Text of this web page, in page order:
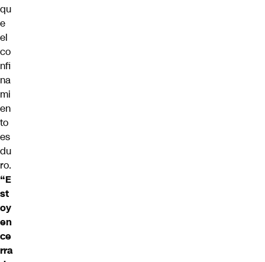
qu
e
el
co
nfi
na
mi
en
to
es
du
ro.
“E
st
oy
en
ce
rra